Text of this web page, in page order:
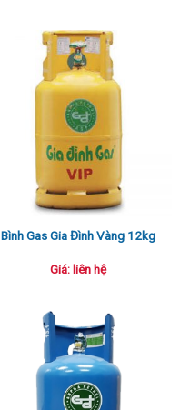
Bình Gas Gia Đình Vàng 12kg
Giá: liên hệ